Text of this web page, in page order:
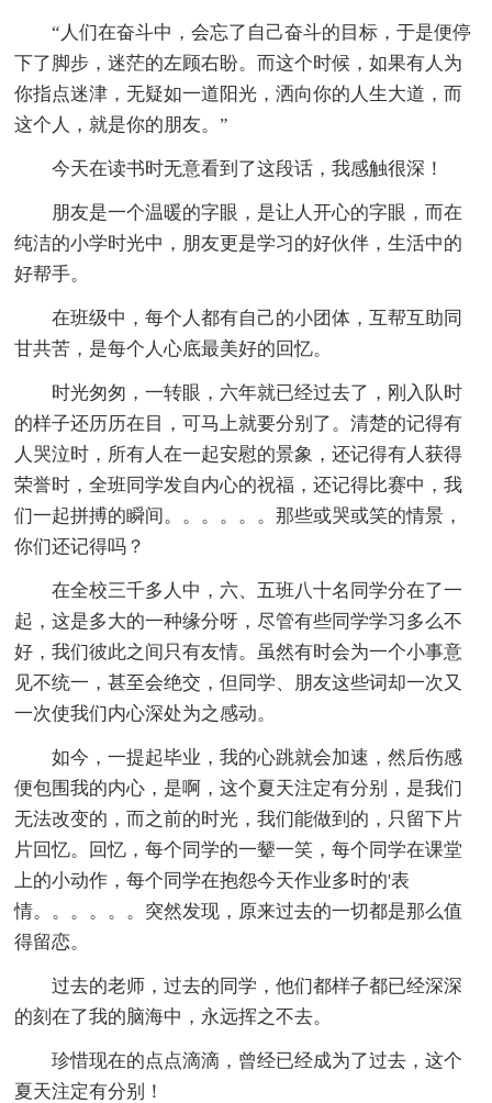
“人们在奋斗中，会忘了自己奋斗的目标，于是便停
下了脚步，迷茫的左顾右盼。而这个时候，如果有人为
你指点迷津，无疑如一道阳光，洒向你的人生大道，而
这个人，就是你的朋友。”
今天在读书时无意看到了这段话，我感触很深！
朋友是一个温暖的字眼，是让人开心的字眼，而在
纯洁的小学时光中，朋友更是学习的好伙伴，生活中的
好帮手。
在班级中，每个人都有自己的小团体，互帮互助同
甘共苦，是每个人心底最美好的回忆。
时光匆匆，一转眼，六年就已经过去了，刚入队时
的样子还历历在目，可马上就要分别了。清楚的记得有
人哭泣时，所有人在一起安慰的景象，还记得有人获得
荣誉时，全班同学发自内心的祝福，还记得比赛中，我
们一起拼搏的瞬间。。。。。。那些或哭或笑的情景，
你们还记得吗？
在全校三千多人中，六、五班八十名同学分在了一
起，这是多大的一种缘分呀，尽管有些同学学习多么不
好，我们彼此之间只有友情。虽然有时会为一个小事意
见不统一，甚至会绝交，但同学、朋友这些词却一次又
一次使我们内心深处为之感动。
如今，一提起毕业，我的心跳就会加速，然后伤感
便包围我的内心，是啊，这个夏天注定有分别，是我们
无法改变的，而之前的时光，我们能做到的，只留下片
片回忆。回忆，每个同学的一颦一笑，每个同学在课堂
上的小动作，每个同学在抱怨今天作业多时的'表
情。。。。。。突然发现，原来过去的一切都是那么值
得留恋。
过去的老师，过去的同学，他们都样子都已经深深
的刻在了我的脑海中，永远挥之不去。
珍惜现在的点点滴滴，曾经已经成为了过去，这个
夏天注定有分别！